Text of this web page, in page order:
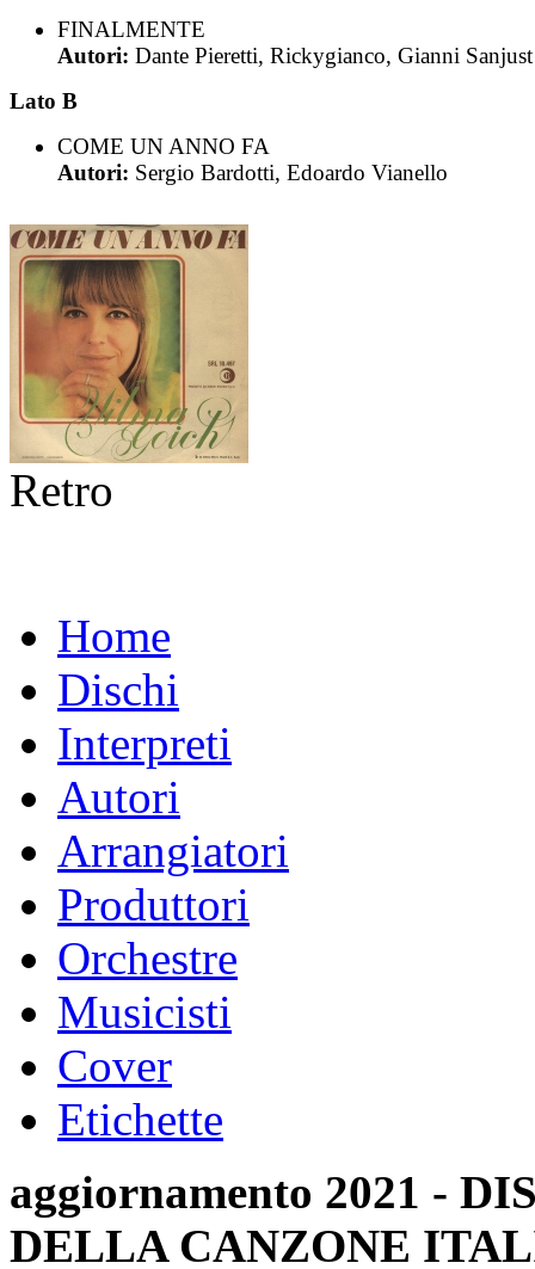
FINALMENTE
Autori: Dante Pieretti, Rickygianco, Gianni Sanjust
Lato B
COME UN ANNO FA
Autori: Sergio Bardotti, Edoardo Vianello
Retro
Home
Dischi
Interpreti
Autori
Arrangiatori
Produttori
Orchestre
Musicisti
Cover
Etichette
aggiornamento 2021 -
DELLA CANZONE